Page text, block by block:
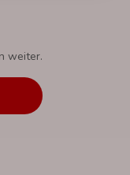
weiter.